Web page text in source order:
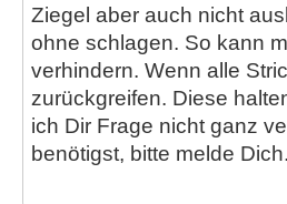
Ziegel aber auch nicht
ohne schlagen. So kann
verhindern. Wenn alle
zurückgreifen. Diese
ich Dir Frage nicht ganz
benötigst, bitte melde